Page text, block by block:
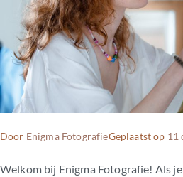
Door Enigma FotografieGeplaatst op 11
Welkom bij Enigma Fotografie! Als